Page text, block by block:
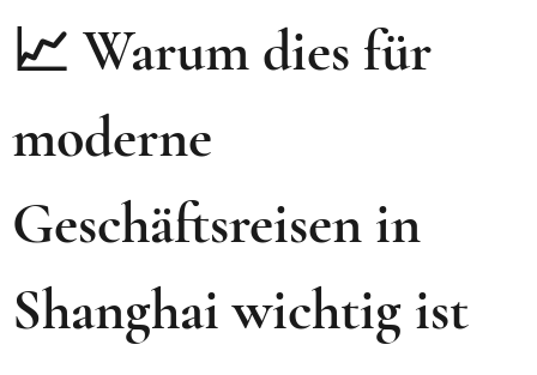
📈 Warum dies für
moderne
Geschäftsreisen in
Shanghai wichtig ist